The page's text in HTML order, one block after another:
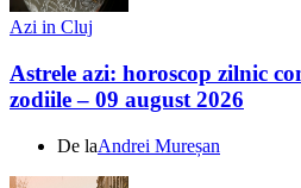
Azi in Cluj
Astrele azi: horoscop zilnic
zodiile – 09 august 2026
De laAndrei Mureșan